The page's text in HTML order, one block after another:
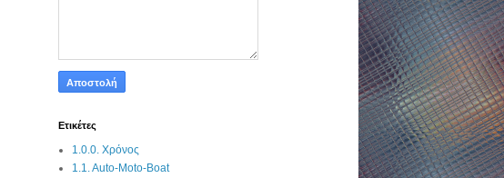
Ετικέτες
1.0.0. Χρόνος
1.1. Auto-Moto-Boat